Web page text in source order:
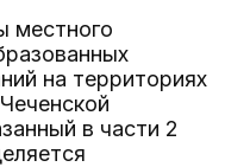
местного
на территориях
в части 2